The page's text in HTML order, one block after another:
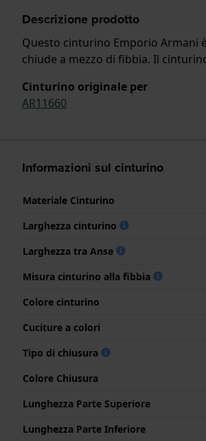
Descrizione prodotto
Questo cinturino Emporio Armani
chiude a mezzo di fibbia. Il
Cinturino originale per
AR11660
Informazioni sul cinturino
Materiale Cinturino
Larghezza cinturino
Larghezza tra Anse
Misura cinturino alla fibbia
Colore cinturino
Cuciture a colori
Tipo di chiusura
Colore Chiusura
Lunghezza Parte Superiore
Lunghezza Parte Inferiore